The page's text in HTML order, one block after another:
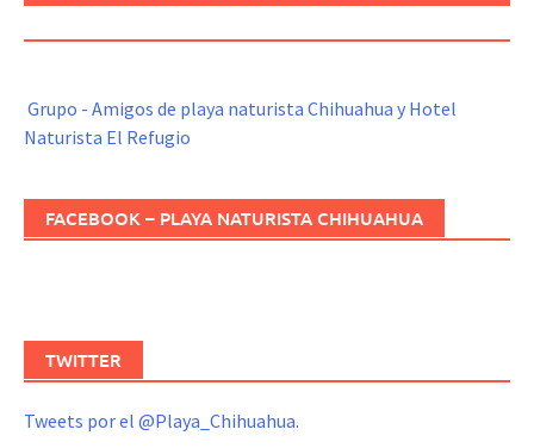
Grupo - Amigos de playa naturista Chihuahua y Hotel
Naturista El Refugio
FACEBOOK – PLAYA NATURISTA CHIHUAHUA
TWITTER
Tweets por el @Playa_Chihuahua.